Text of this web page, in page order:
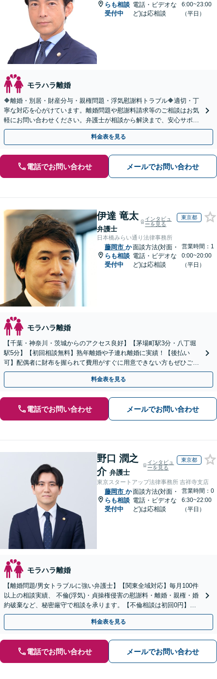
らも相談
受付中
電話・ビデオな
ど)は応相談
6:00~23:00
（平日）
モラハラ離婚
🔶離婚・別居・財産分与・親権問題・浮気慰謝料トラブル🔶適切・丁
寧な対応を心がけています。離婚問題や慰謝料請求等のご相談はお気
軽にお問い合わせください。弁護士が相談から解決まで、安心サポー
トいたします。◤完全予約制・初回法律相談無料◢
料金表を見る
電話でお問い合わせ メールでお問い合わせ
伊達 竜太
弁護士
インタビュ
ーを見る
東京都
日本橋みらい通り法律事務所
藤岡市 か
らも相談
受付中
面談方法(対面・
電話・ビデオな
ど)は応相談
営業時間：1
0:00~20:00
（平日）
モラハラ離婚
【千葉・神奈川・茨城からのアクセス良好】【茅場町駅3分・八丁堀
駅5分】【初回相談無料】熟年離婚や子連れ離婚に実績！【後払い
可】配偶者に財布を握られて費用がすぐに用意できない方もぜひご相
談ください。子の連れ去りや婚姻費用の請求も直ちに対応。
料金表を見る
電話でお問い合わせ メールでお問い合わせ
野口 潤之
介 弁護士
インタビュ
ーを見る
東京都
東京スタートアップ法律事務所 吉祥寺支店
藤岡市 か
らも相談
受付中
面談方法(対面・
電話・ビデオな
ど)は応相談
営業時間：0
6:30~22:00
（平日）
モラハラ離婚
【離婚問題/男女トラブルに強い弁護士】【関東全域対応】毎月100件
以上の相談実績、 不倫(浮気)・貞操権侵害の慰謝料・離婚・親権・婚
約破棄など、秘密厳守で相談を承ります。【不倫相談は初回0円】
【電話相談でご契約まで対応可/来所不要】
料金表を見る
電話でお問い合わせ メールでお問い合わせ